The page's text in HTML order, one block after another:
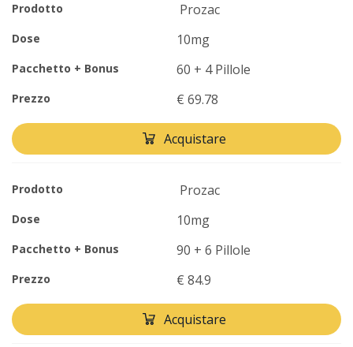
Prodotto Prozac
Dose 10mg
Pacchetto + Bonus 60 + 4 Pillole
Prezzo € 69.78
Acquistare
Prodotto Prozac
Dose 10mg
Pacchetto + Bonus 90 + 6 Pillole
Prezzo € 84.9
Acquistare